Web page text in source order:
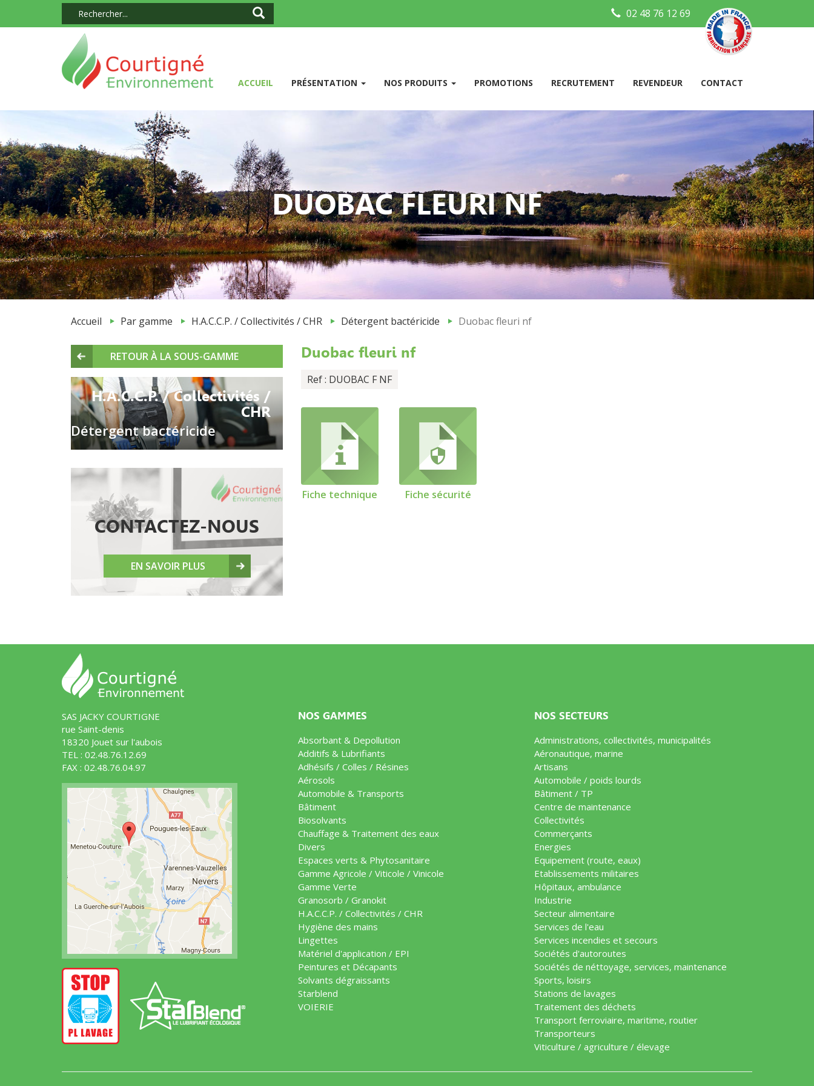
02 48 76 12 69
ACCUEIL (CURRENT)
PRÉSENTATION NOS PRODUITS PROMOTIONS RECRUTEMENT REVENDEUR CONTACT
DUOBAC FLEURI NF
Accueil Par gamme H.A.C.C.P. / Collectivités / CHR Détergent bactéricide Duobac fleuri nf
RETOUR À LA SOUS-GAMME
H.A.C.C.P. / Collectivités /
CHR
Détergent bactéricide
CONTACTEZ-NOUS
EN SAVOIR PLUS
Duobac fleuri nf
Ref : DUOBAC F NF
Fiche technique Fiche sécurité
SAS JACKY COURTIGNE
rue Saint-denis
18320 Jouet sur l'aubois
TEL : 02.48.76.12.69
FAX : 02.48.76.04.97
NOS GAMMES
Absorbant & Depollution
Additifs & Lubrifiants
Adhésifs / Colles / Résines
Aérosols
Automobile & Transports
Bâtiment
Biosolvants
Chauffage & Traitement des eaux
Divers
Espaces verts & Phytosanitaire
Gamme Agricole / Viticole / Vinicole
Gamme Verte
Granosorb / Granokit
H.A.C.C.P. / Collectivités / CHR
Hygiène des mains
Lingettes
Matériel d'application / EPI
Peintures et Décapants
Solvants dégraissants
Starblend
VOIERIE
NOS SECTEURS
Administrations, collectivités, municipalités
Aéronautique, marine
Artisans
Automobile / poids lourds
Bâtiment / TP
Centre de maintenance
Collectivités
Commerçants
Energies
Equipement (route, eaux)
Etablissements militaires
Hôpitaux, ambulance
Industrie
Secteur alimentaire
Services de l'eau
Services incendies et secours
Sociétés d'autoroutes
Sociétés de néttoyage, services, maintenance
Sports, loisirs
Stations de lavages
Traitement des déchets
Transport ferroviaire, maritime, routier
Transporteurs
Viticulture / agriculture / élevage